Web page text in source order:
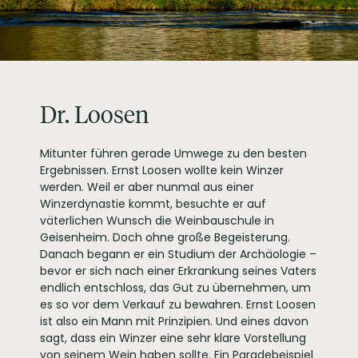
ALLERGENE / INHALTSSTOFFE
Sulfite
PRODUKTTYP
Weißwein
INHALT (LITER)
0.75l
4255641007673
ARTIKELNUMMER
178107
Dr. Loosen
Mitunter führen gerade Umwege zu den besten
Ergebnissen. Ernst Loosen wollte kein Winzer
werden. Weil er aber nunmal aus einer
Winzerdynastie kommt, besuchte er auf
väterlichen Wunsch die Weinbauschule in
Geisenheim. Doch ohne große Begeisterung.
Danach begann er ein Studium der Archäologie –
bevor er sich nach einer Erkrankung seines Vaters
endlich entschloss, das Gut zu übernehmen, um
es so vor dem Verkauf zu bewahren. Ernst Loosen
ist also ein Mann mit Prinzipien. Und eines davon
sagt, dass ein Winzer eine sehr klare Vorstellung
von seinem Wein haben sollte. Ein Paradebeispiel